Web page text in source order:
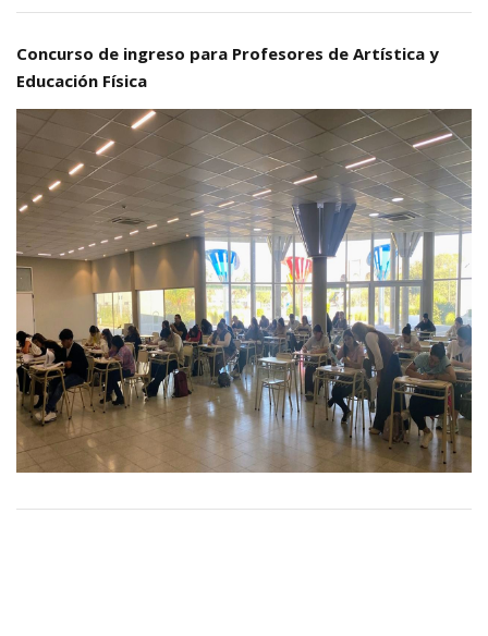
Concurso de ingreso para Profesores de Artística y
Educación Física